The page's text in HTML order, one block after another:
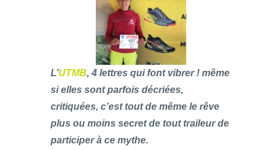
L’UTMB, 4 lettres qui font vibrer ! même
si elles sont parfois décriées,
critiquées, c’est tout de même le rêve
plus ou moins secret de tout traileur de
participer à ce mythe.